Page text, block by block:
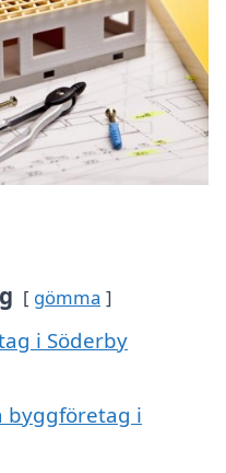
gömma
i Söderby
byggföretag i